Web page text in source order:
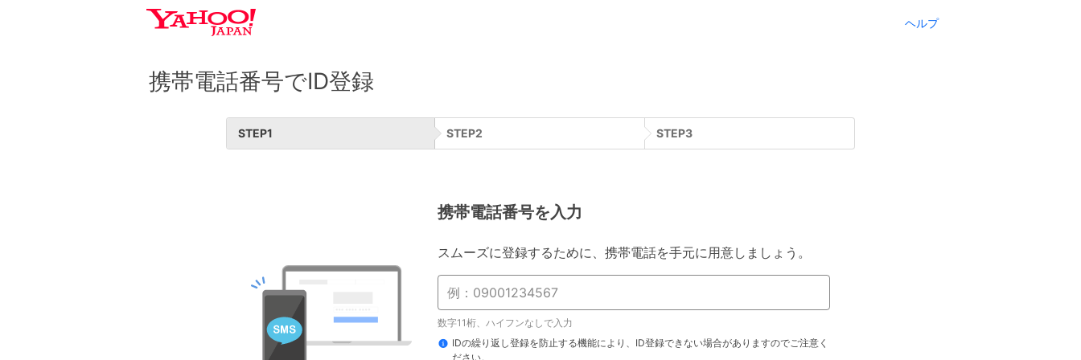
ヘルプ
携帯電話番号でID登録
STEP1 STEP2 STEP3
携帯電話番号を入力
スムーズに登録するために、携帯電話を手元に用意しましょう。
数字11桁、ハイフンなしで入力
IDの繰り返し登録を防止する機能により、ID登録できない場合がありますのでご注意く
ださい。